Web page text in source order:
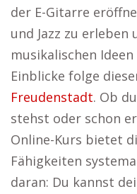
der E-Gitarre
und Jazz zu erleben
musikalischen
Einblicke folge
Freudenstadt. Ob
stehst oder schon
Online-Kurs bietet
Fähigkeiten
daran: Du kannst